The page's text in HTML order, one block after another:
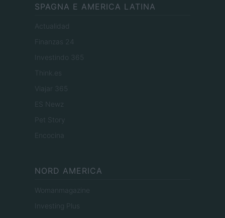
SPAGNA E AMERICA LATINA
Actualidad
Finanzas 24
Investindo 365
Think.es
Viajar 365
ES Newz
Pet Story
Encocina
NORD AMERICA
Womanmagazine
Investing Plus